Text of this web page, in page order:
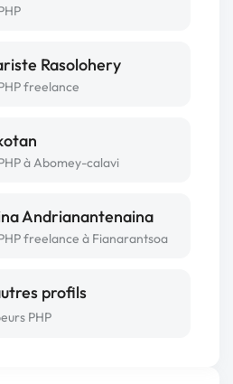
Rasolohery
freelance
à Abomey-calavi
Andrianantenaina
freelance à Fianarantsoa
profils
PHP